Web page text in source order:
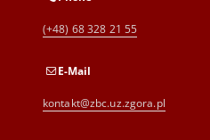
(+48) 68 328 21 55
E-Mail
kontakt@zbc.uz.zgora.pl